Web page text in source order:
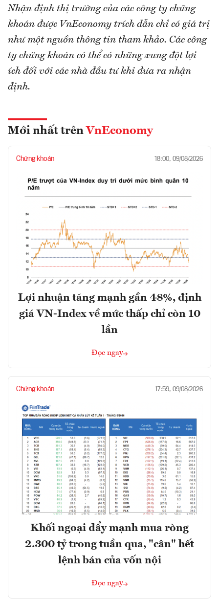
Nhận định thị trường của các công ty chứng
khoán được VnEconomy trích dẫn chỉ có giá trị
như một nguồn thông tin tham khảo. Các công
ty chứng khoán có thể có những xung đột lợi
ích đối với các nhà đầu tư khi đưa ra nhận
định.
Mới nhất trên VnEconomy
Chứng khoán 18:00, 09/08/2026
Lợi nhuận tăng mạnh gần 48%, định
giá VN-Index về mức thấp chỉ còn 10
lần
Đọc ngay
Chứng khoán 17:59, 09/08/2026
Khối ngoại đẩy mạnh mua ròng
2.300 tỷ trong tuần qua, "cân" hết
lệnh bán của vốn nội
Đọc ngay